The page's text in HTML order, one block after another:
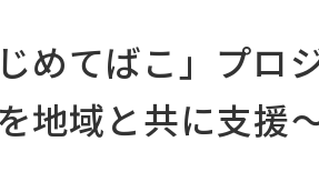
めてばこ」プロ
地域と共に支援